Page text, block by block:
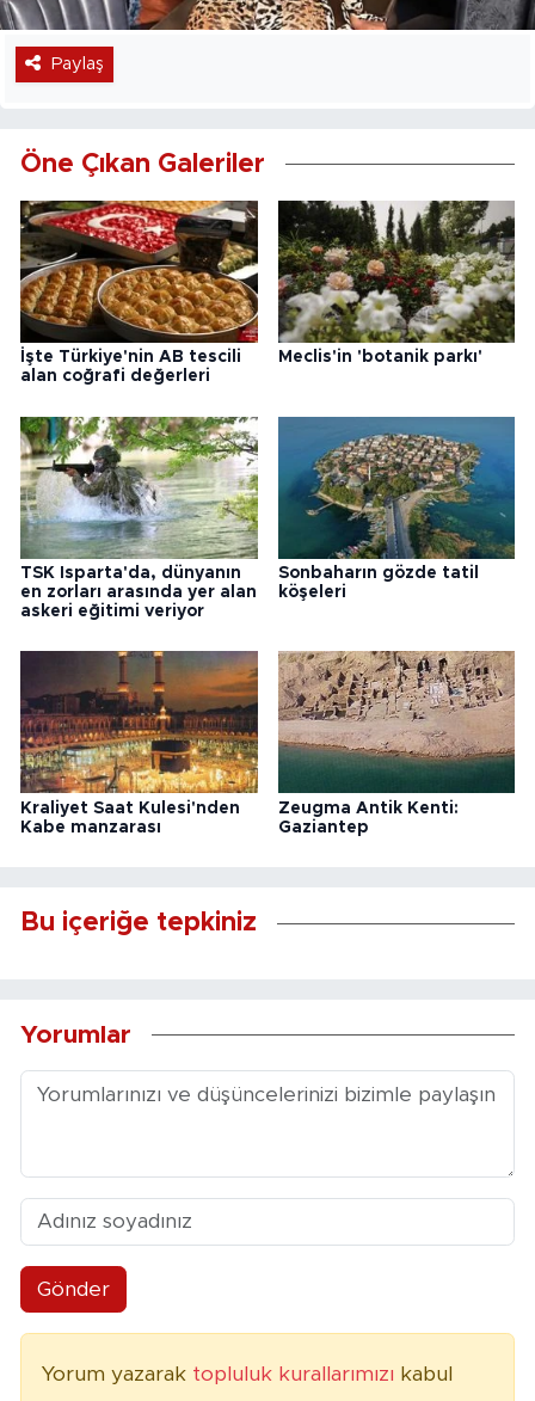
Paylaş
Öne Çıkan Galeriler
İşte Türkiye'nin AB tescili
alan coğrafi değerleri
Meclis'in 'botanik parkı'
TSK Isparta'da, dünyanın
en zorları arasında yer alan
askeri eğitimi veriyor
Sonbaharın gözde tatil
köşeleri
Kraliyet Saat Kulesi'nden
Kabe manzarası
Zeugma Antik Kenti:
Gaziantep
Bu içeriğe tepkiniz
Yorumlar
Gönder
Yorum yazarak topluluk kurallarımızı kabul